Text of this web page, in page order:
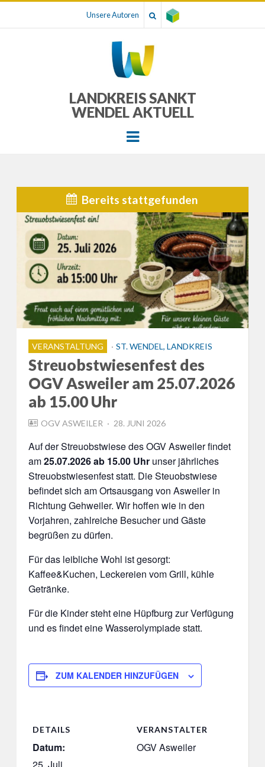
Unsere Autoren
LANDKREIS SANKT
WENDEL AKTUELL
Menu
Bereits stattgefunden
VERANSTALTUNG ST. WENDEL, LANDKREIS
Streuobstwiesenfest des
OGV Asweiler am 25.07.2026
ab 15.00 Uhr
OGV ASWEILER
POSTED
28. JUNI 2026
Auf der Streuobstwiese des OGV Asweiler findet
am25.07.2026 ab 15.00 Uhrunser jährliches
Streuobstwiesenfest statt. Die Steuobstwiese
befindet sich am Ortsausgang von Asweiler in
Richtung Gehweiler. Wir hoffen wie in den
Vorjahren, zahlreiche Besucher und Gäste
begrüßen zu dürfen.
Für das leibliche Wohl ist gesorgt:
Kaffee&Kuchen, Leckereien vom Grill, kühle
Getränke.
Für die Kinder steht eine Hüpfburg zur Verfügung
und es findet eine Wasserolympiade statt.
ZUM KALENDER HINZUFÜGEN
DETAILS
Datum:
VERANSTALTER
OGV Asweiler